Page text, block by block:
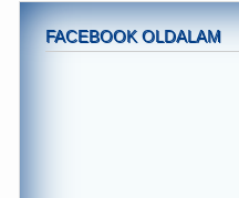
FACEBOOK OLDALAM